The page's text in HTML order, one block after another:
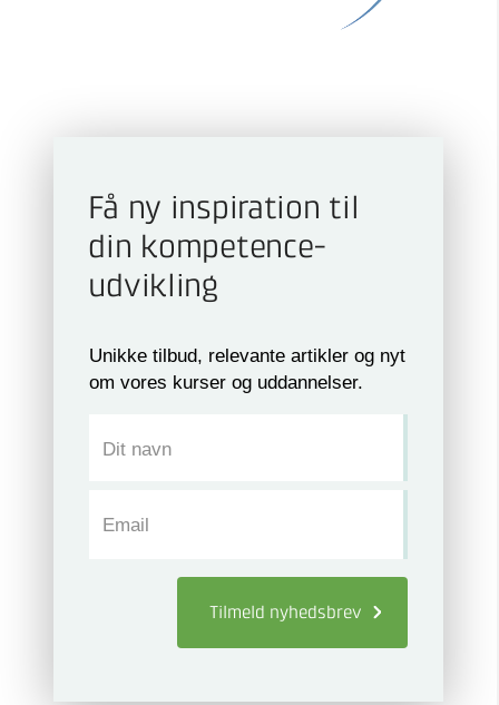
Få ny inspiration til
din kompetence­
udvikling
Unikke tilbud, relevante artikler og nyt
om vores kurser og uddannelser.
Dit navn
Email
Tilmeld nyhedsbrev